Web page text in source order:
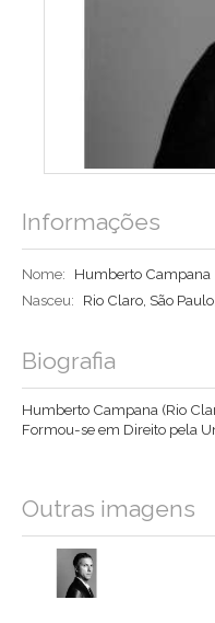
Informações
Nome:
Humberto Campana
Nasceu:
Rio Claro, São
Biografia
Humberto Campana (Rio
Formou-se em Direito pela
Outras imagens